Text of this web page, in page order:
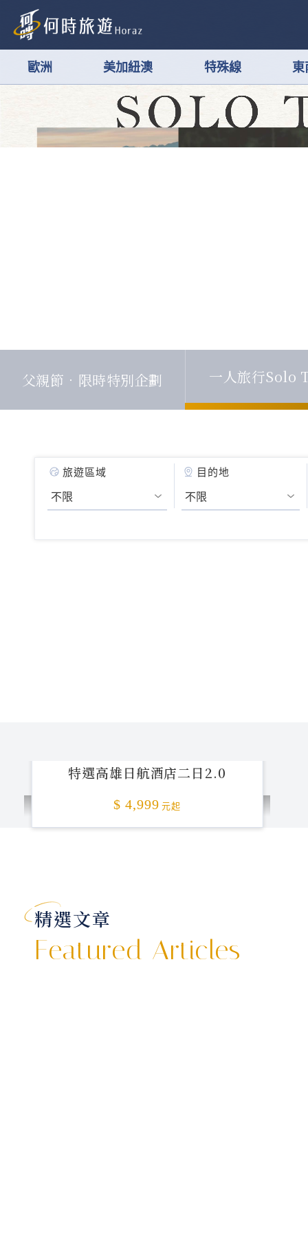
歐洲 美加紐澳 特殊線 東
父親節．限時特別企劃 一人旅行Solo
旅遊區域 目的地
特選高雄日航酒店二日2.0
$ 4,999 元起
精選文章
Featured Articles